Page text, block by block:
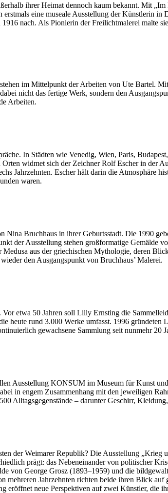
ihrer Heimat dennoch kaum bekannt. Mit
eine museale Ausstellung der Künstlerin in
nach. Als Pionierin der Freilichtmalerei malte
im Mittelpunkt der Arbeiten von Ute Bartel.
nicht das fertige Werk, sondern den
Arbeiten.
In Städten wie Venedig, Wien, Paris,
widmet sich der Zeichner Rolf Escher in der
Jahrzehnten. Escher hält darin die Atmosphäre
waren.
Bruchhaus in ihrer Geburtsstadt. Die 1990
der Ausstellung stehen großformatige Gemälde
aus der griechischen Mythologie, deren
den Ausgangspunkt von Bruchhaus’ Malerei.
etwa 50 Jahren soll Lilly Ernsting die
heute rund 3.000 Werke umfasst. 1996
gewachsene Sammlung seit nunmehr 20
Ausstellung KONSUM im Museum für Kunst
in engem Zusammenhang mit den jeweiligen
Alltagsgegenstände – darunter Geschirr,
der Weimarer Republik? Die Ausstellung
prägt: das Nebeneinander von politischer
von George Grosz (1893–1959) und die
mehreren Jahrzehnten richten beide ihren Blick
eröffnet neue Perspektiven auf zwei Künstler, die